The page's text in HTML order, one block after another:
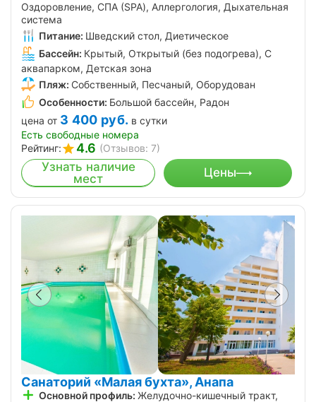
Оздоровление, СПА (SPA), Аллергология, Дыхательная
система
Питание: Шведский стол, Диетическое
Бассейн: Крытый, Открытый (без подогрева), С
аквапарком, Детская зона
Пляж: Собственный, Песчаный, Оборудован
Особенности: Большой бассейн, Радон
цена от 3 400 руб. в сутки
Есть свободные номера
Рейтинг:
4.6 (Отзывов: 7)
Узнать наличие
мест
Цены
Санаторий «Малая бухта», Анапа
Основной профиль: Желудочно-кишечный тракт,